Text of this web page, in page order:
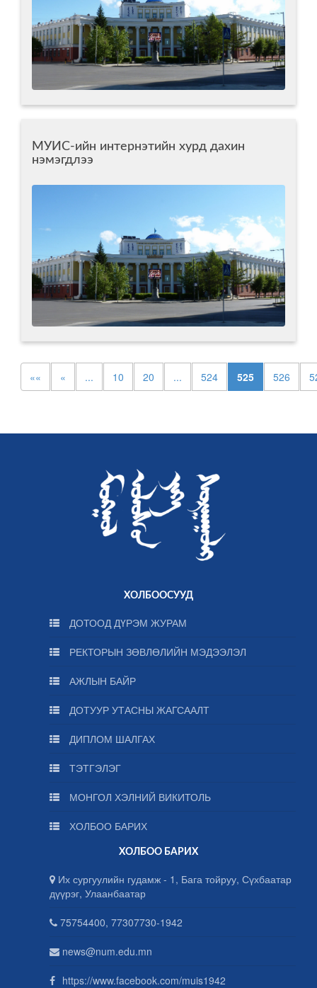
МУИС-ийн интернэтийн хурд дахин
нэмэгдлээ
«« « ... 10 20 ... 524 525 526
ХОЛБООСУУД
ДОТООД ДҮРЭМ ЖУРАМ
РЕКТОРЫН ЗӨВЛӨЛИЙН МЭДЭЭЛЭЛ
АЖЛЫН БАЙР
ДОТУУР УТАСНЫ ЖАГСААЛТ
ДИПЛОМ ШАЛГАХ
ТЭТГЭЛЭГ
МОНГОЛ ХЭЛНИЙ ВИКИТОЛЬ
ХОЛБОО БАРИХ
ХОЛБОО БАРИХ
Их сургуулийн гудамж - 1, Бага тойруу, Сүхбаатар
дүүрэг, Улаанбаатар
75754400, 77307730-1942
news@num.edu.mn
https://www.facebook.com/muis1942